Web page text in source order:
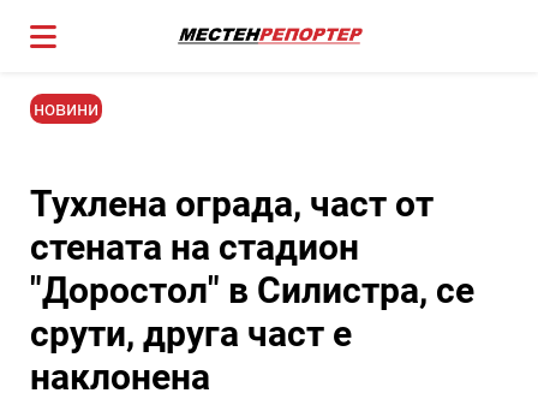
новини
Тухлена ограда, част от
стената на стадион
"Доростол" в Силистра, се
срути, друга част е
наклонена